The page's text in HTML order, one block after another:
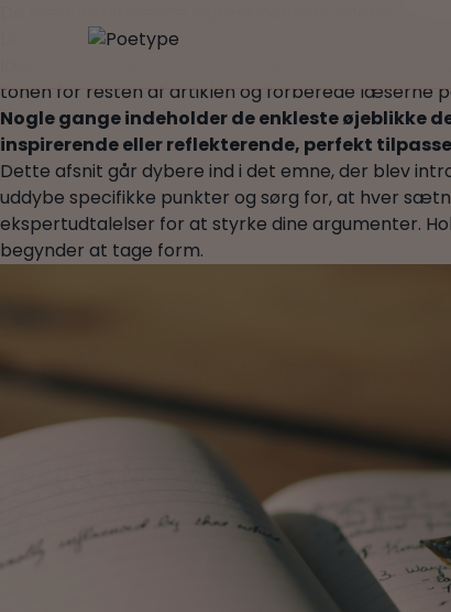
Dette afsnit fungerer som en introduktion til dit
læserens interesse fra første sætning. Giv et kort
tonen for resten af artiklen og forberede læserne
Nogle gange indeholder de enkleste øjeblikke
inspirerende eller reflekterende, perfekt
Dette afsnit går dybere ind i det emne, der blev
uddybe specifikke punkter og sørg for, at hver
ekspertudtalelser for at styrke dine argumenter.
begynder at tage form.